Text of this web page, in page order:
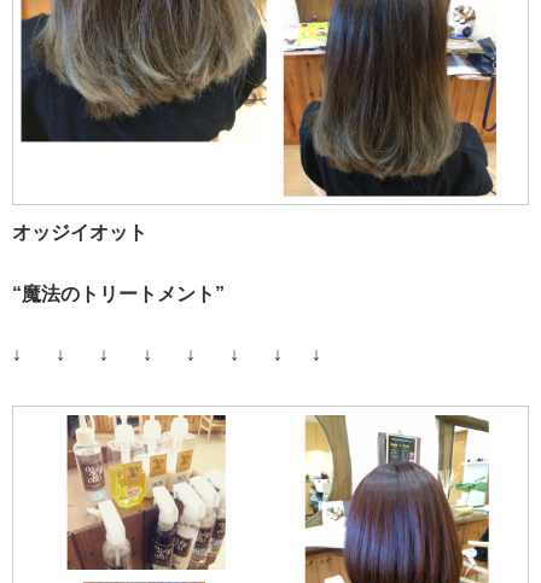
オッジイオット
“魔法のトリートメント”
↓ ↓ ↓ ↓ ↓ ↓ ↓ ↓